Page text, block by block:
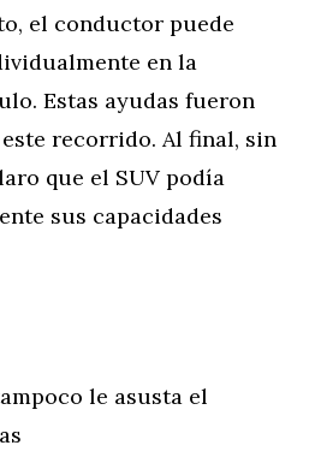
el conductor puede
en la
Estas ayudas fueron
recorrido. Al final, sin
que el SUV podía
sus capacidades
le asusta el